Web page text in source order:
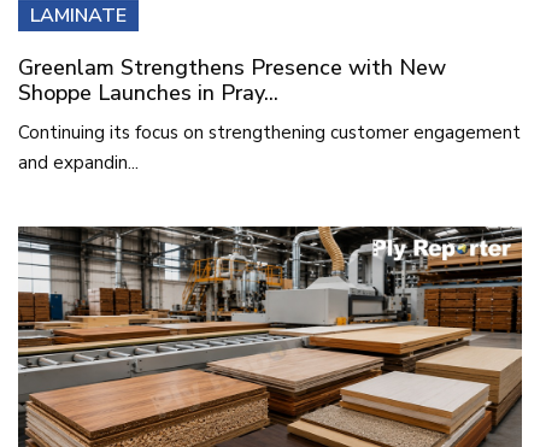
LAMINATE
Greenlam Strengthens Presence with New
Shoppe Launches in Pray...
Continuing its focus on strengthening customer engagement
and expandin...